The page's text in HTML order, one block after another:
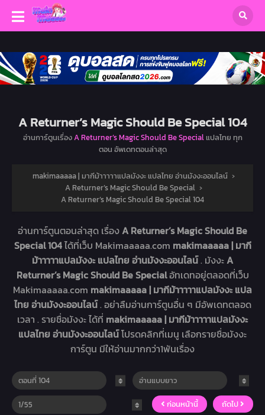
A Returner’s Magic Should Be Special 104
อ่านการ์ตูนเรื่องA Returner’s Magic Should Be Specialแปลไทย ทุก
ตอน อัพเดทตอนล่าสุด
makimaaaaa | มากีม้าาาาาแปลมังงะ แปลไทย อ่านมังงะออนไลน์ ›
A Returner’s Magic Should Be Special ›
A Returner’s Magic Should Be Special 104
อ่านการ์ตูนตอนล่าสุด เรื่องA Returner’s Magic Should Be
Special 104ได้ที่เว็บ Makimaaaaa.com makimaaaaa | มากี
ม้าาาาาแปลมังงะ แปลไทย อ่านมังงะออนไลน์. มังงะA
Returner’s Magic Should Be Specialอัทเดทอยู่ตลอดที่เว็บ
Makimaaaaa.com makimaaaaa | มากีม้าาาาาแปลมังงะ แปล
ไทย อ่านมังงะออนไลน์. อย่าลืมอ่านการ์ตูนอื่น ๆ มีอัพเดทตลอด
เวลา . รายชื่อมังงะ ได้ที่ makimaaaaa | มากีม้าาาาาแปลมังงะ
แปลไทย อ่านมังงะออนไลน์โปรดคลิกที่เมนู เลือกรายชื่อมังงะ
การ์ตูน มีให้อ่านมากกว่า1พันเรื่อง
ก่อนหน้านี้ ถัดไป